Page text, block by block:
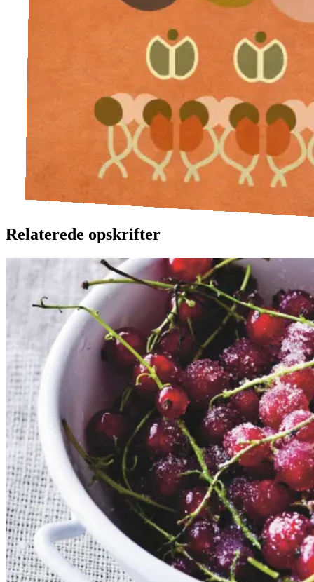
Relaterede opskrifter
Rysteribs Rysteribs
Gem opskrift
Dessert
Dansk mad
Sommermad
De rødlige bær er en sand
sommerklassiker. De har en frisk
og syrlig smag, som når de koges
op med sukker, udgør et dejligt
tilbehør til søde sager. De kan
serveres både til is, en kage eller
bare med letpisket flødeskum eller
skyr rørt lind med lidt mælk.